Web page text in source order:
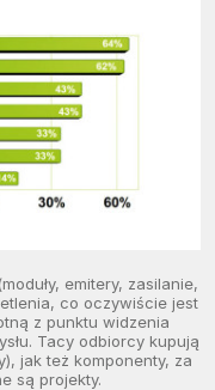
emitery, zasilanie,
co oczywiście jest
z punktu widzenia
Tacy odbiorcy kupują
jak też komponenty, za
są projekty.